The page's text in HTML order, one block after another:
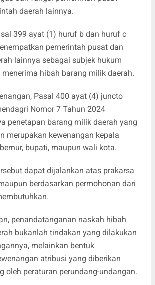
daerah lainnya.
399 ayat (1) huruf b dan huruf c
pemerintah pusat dan
lainnya sebagai subjek hukum
hibah barang milik daerah.
Pasal 400 ayat (4) juncto
Nomor 7 Tahun 2024
penetapan barang milik daerah yang
merupakan kewenangan kepala
bupati, maupun wali kota.
dapat dijalankan atas prakarsa
berdasarkan permohonan dari
penandatanganan naskah hibah
bukanlah tindakan yang dilakukan
melainkan bentuk
atribusi yang diberikan
oleh peraturan perundang-undangan.